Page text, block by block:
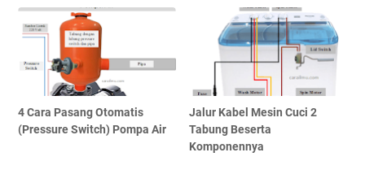
4 Cara Pasang Otomatis
(Pressure Switch) Pompa Air
Jalur Kabel Mesin Cuci 2
Tabung Beserta
Komponennya